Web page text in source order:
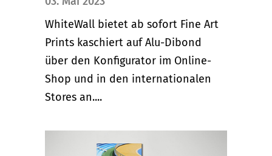
WhiteWall bietet ab sofort Fine Art
Prints kaschiert auf Alu-Dibond
über den Konfigurator im Online-
Shop und in den internationalen
Stores an....